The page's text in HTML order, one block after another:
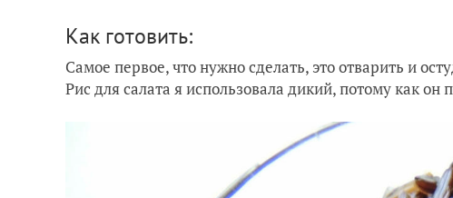
Как готовить:
Самое первое, что нужно сделать, это отварить и
Рис для салата я использовала дикий, потому как он